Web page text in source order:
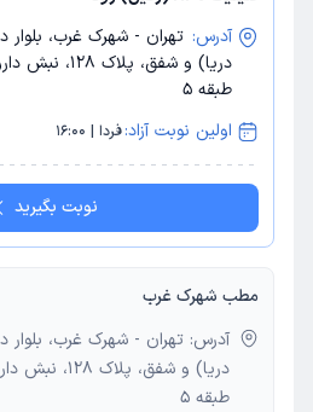
آدرس: تهران - شهرک غرب، بلوار
دریا) و شفق،
طبقه 5
اولین نوبت آزاد:فردا | 16:00
نوبت بگیرید
مطب شهرک غرب
آدرس: تهران - شهرک غرب، بلوار
دریا) و شفق،
طبقه 5